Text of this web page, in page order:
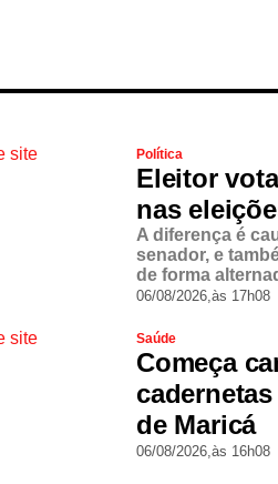
Política
Eleitor
nas
A diferença é
senador, e
de forma
06/08/2026,às 17h08
Saúde
Começa
de Maricá
06/08/2026,às 16h08